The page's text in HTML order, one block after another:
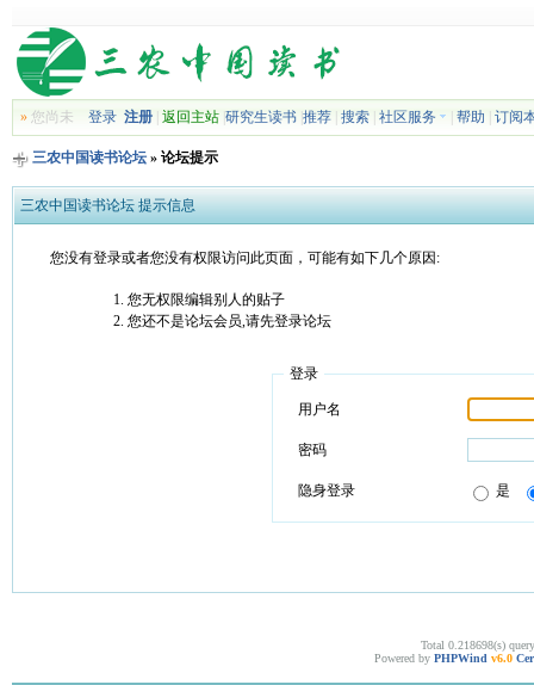
»您尚未 登录 注册| 返回主站| 研究生读书| 推荐| 搜索| 社区服务 帮助 订阅
三农中国读书论坛» 论坛提示
三农中国读书论坛 提示信息
您没有登录或者您没有权限访问此页面，可能有如下几个原因:
您无权限编辑别人的贴子
您还不是论坛会员,请先登录论坛
登录
用户名
密码
隐身登录 是
Total 0.218698(s)
Powered by PHPWind v6.0